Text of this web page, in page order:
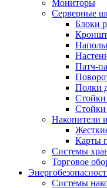
Мониторы
Серверные
Блоки
Патч-
Полки
Накопители
Карты
Системы
Торговое
Системы